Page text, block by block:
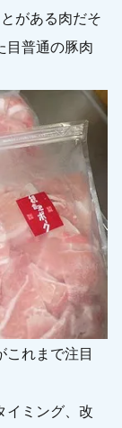
がある肉だそ
目普通の豚肉
これまで注目
イミング、改